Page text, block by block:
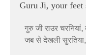
सतगुरु के दरशन से,
हियरा में बसि गईले,
Guru Ji, your feet
गुरु जी राउर
जब से देखली